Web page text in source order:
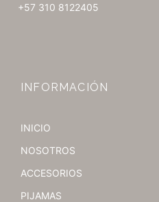
+57 310 8122405
INFORMACIÓN
INICIO
NOSOTROS
ACCESORIOS
PIJAMAS